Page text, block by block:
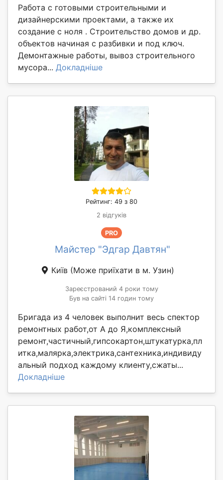
Работа с готовыми строительными и
дизайнерскими проектами, а также их
создание с ноля . Строительство домов и др.
объектов начиная с разбивки и под ключ.
Демонтажные работы, вывоз строительного
мусора... Докладніше
Рейтинг: 49 з 80
2 відгуків
PRO
Майстер "Эдгар Давтян"
Київ (Може приїхати в м. Узин)
Зареєстрований 4 роки тому
Був на сайті 14 годин тому
Бригада из 4 человек выполнит весь спектор
ремонтных работ,от А до Я,комплексный
ремонт,частичный,гипсокартон,штукатурка,пл
итка,малярка,электрика,сантехника,индивиду
альный подход каждому клиенту,сжаты...
Докладніше